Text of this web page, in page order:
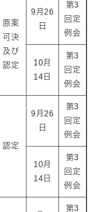
原案
可決
及び
認定
9月26
日
第3
回定
例会
10月
14日
第3
回定
例会
認定
9月26
日
第3
回定
例会
10月
14日
第3
回定
例会
第3